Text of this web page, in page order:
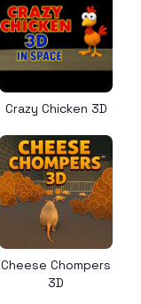
Crazy Chicken 3D
Cheese Chompers
3D